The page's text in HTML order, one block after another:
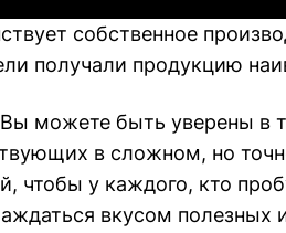
собственное
получали продукцию
можете быть уверены в
в сложном, но
чтобы у каждого, кто
вкусом